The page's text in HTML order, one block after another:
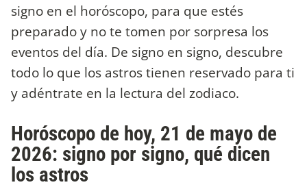
signo en el horóscopo, para que estés
preparado y no te tomen por sorpresa los
eventos del día. De signo en signo, descubre
todo lo que los astros tienen reservado para ti
y adéntrate en la lectura del zodiaco.
Horóscopo de hoy, 21 de mayo de
2026: signo por signo, qué dicen
los astros